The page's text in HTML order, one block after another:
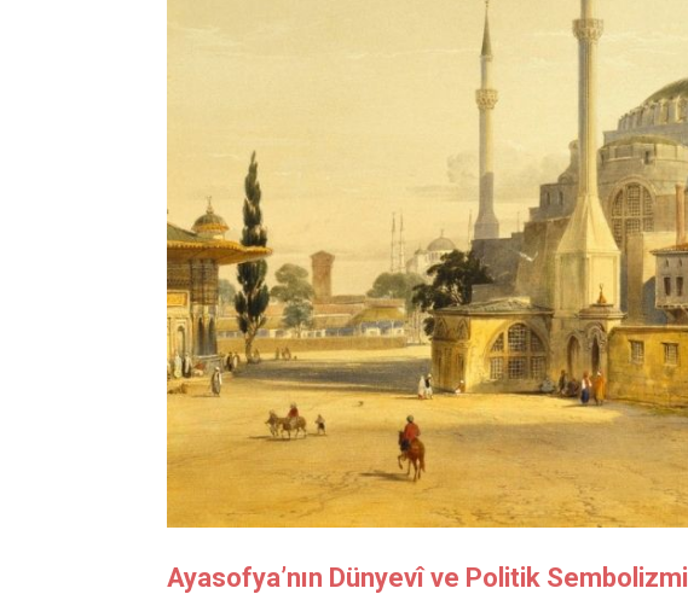
Ayasofya’nın Dünyevî ve Politik Sembolizmi